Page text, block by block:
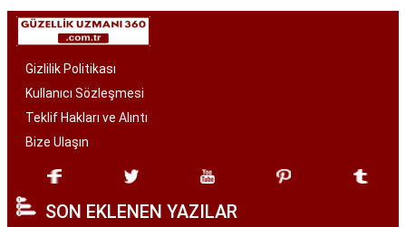
Gizlilik Politikası
Kullanıcı Sözleşmesi
Teklif Hakları ve Alıntı
Bize Ulaşın
SON EKLENEN YAZILAR